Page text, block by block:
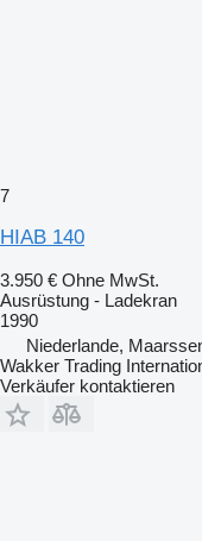
7
HIAB 140
3.950 € Ohne MwSt.
Ausrüstung - Ladekran
1990
Niederlande,
Wakker Trading
Verkäufer kontaktieren